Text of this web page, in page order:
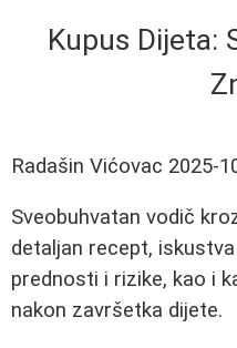
Kupus Dijeta:
Radašin Vićovac 2025-
Sveobuhvatan vodič
detaljan recept,
prednosti i rizike, kao i
nakon završetka dijete.